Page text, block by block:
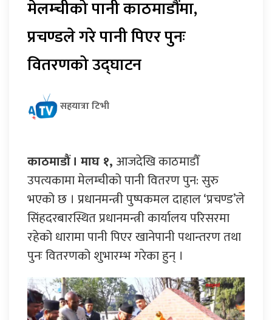
मेलम्चीको पानी काठमाडौंमा,
प्रचण्डले गरे पानी पिएर पुनः
वितरणको उद्घाटन
सहयात्रा टिभी
काठमाडौं । माघ १, आजदेखि काठमाडौँ
उपत्यकामा मेलम्चीको पानी वितरण पुन: सुरु
भएको छ । प्रधानमन्त्री पुष्पकमल दाहाल ‘प्रचण्ड’ले
सिंहदरबारस्थित प्रधानमन्त्री कार्यालय परिसरमा
रहेको धारामा पानी पिएर खानेपानी पथान्तरण तथा
पुनः वितरणको शुभारम्भ गरेका हुन् ।